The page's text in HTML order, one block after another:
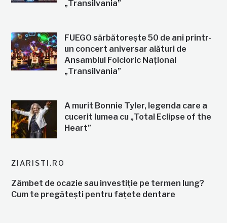
„Transilvania”
FUEGO sărbătorește 50 de ani printr-
un concert aniversar alături de
Ansamblul Folcloric Național
„Transilvania”
A murit Bonnie Tyler, legenda care a
cucerit lumea cu „Total Eclipse of the
Heart”
ZIARISTI.RO
Zâmbet de ocazie sau investiție pe termen lung?
Cum te pregătești pentru fațete dentare